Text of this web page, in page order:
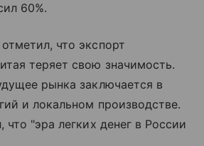
60%.
что экспорт
теряет свою значимость.
рынка заключается в
и локальном производстве.
что "эра легких денег в России